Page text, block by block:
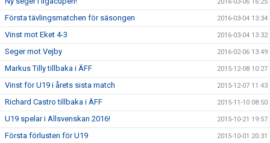
Första tävlingsmatchen för säsongen 2016-03-04 13:34
Vinst mot Eket 4-3 2016-03-04 13:32
Seger mot Vejby 2016-02-06 13:49
Markus Tilly tillbaka i ÄFF 2015-12-08 10:27
Vinst för U19 i årets sista match 2015-12-07 11:43
Richard Castro tillbaka i ÄFF 2015-11-10 08:50
U19 spelar i Allsvenskan 2016! 2015-10-21 19:57
Första förlusten för U19 2015-10-01 20:31